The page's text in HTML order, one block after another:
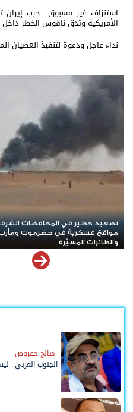
استنزاف غير مسبوق.. حرب
الأمريكية وتدق ناقوس الخطر داخل
نداء عاجل ودعوة لتنفيذ
تصعيد خطير في المحافضات
مواقع عسكرية في حضرموت ومأرب
والطائرات المسيّرة
صالح حقروص
الجنوب العربي..